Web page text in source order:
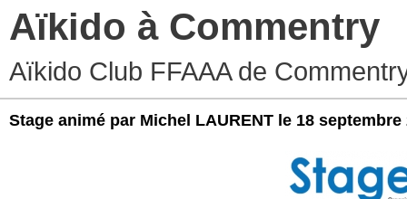
Aïkido à Commentry
Aïkido Club FFAAA de
Stage animé par Michel LAURENT le 18 septembre